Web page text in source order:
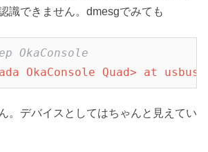
識できません。dmesgでみても
OkaConsole
OkaConsole Quad> at usbus0
。デバイスとしてはちゃんと見えてい